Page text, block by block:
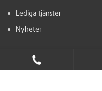
Lediga tjänster
Nyheter